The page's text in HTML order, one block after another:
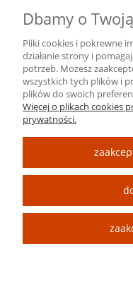
Dbamy o
Pliki cookies i pokrewne
działanie strony i
potrzeb. Możesz
wszystkich tych plików i
plików do swoich
Więcej o plikach cookies
prywatności.